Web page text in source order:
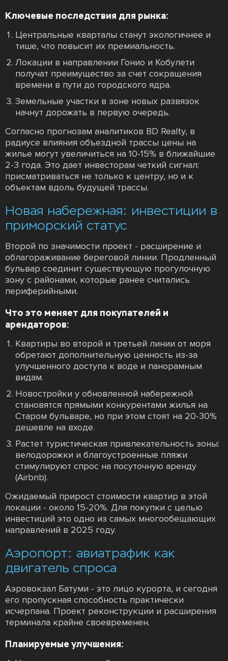
Ключевые последствия для рынка:
Центральные кварталы станут экологичнее и
тише, что повысит их премиальность.
Локации в направлении Гонио и Кобулети
получат преимущество за счет сокращения
времени в пути до городского ядра.
Земельные участки в зоне новых развязок
начнут дорожать в первую очередь.
Согласно прогнозам аналитиков BD Realty, в
радиусе влияния объездной трассы цены на
жилье могут увеличиться на 10-15% в ближайшие
2-3 года. Это дает инвесторам четкий сигнал:
присматриваться не только к центру, но и к
объектам вдоль будущей трассы.
Новая набережная: инвестиции в
приморский статус
Второй по значимости проект - расширение и
облагораживание береговой линии. Продленный
бульвар соединит существующую прогулочную
зону с районами, которые ранее считались
периферийными.
Что это меняет для покупателей и
арендаторов:
Квартиры во второй и третьей линии от моря
обретают дополнительную ценность из-за
улучшенного доступа к воде и панорамным
видам.
Новостройки у обновленной набережной
становятся прямыми конкурентами жилья на
Старом бульваре, но при этом стоят на 20-30%
дешевле на входе.
Растет туристическая привлекательность зоны:
велодорожки и благоустроенные пляжи
стимулируют спрос на посуточную аренду
(Airbnb).
Ожидаемый прирост стоимости квартир в этой
локации - около 15-20%. Для покупки с целью
инвестиций это одно из самых многообещающих
направлений в 2025 году.
Аэропорт: авиатрафик как
двигатель спроса
Аэровокзал Батуми - это лицо курорта, и сегодня
его пропускная способность практически
исчерпана. Проект реконструкции и расширения
терминала крайне своевременен.
Планируемые улучшения: